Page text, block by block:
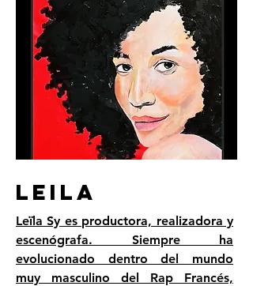
LEILA
Leïla Sy es productora, realizadora y
escenógrafa. Siempre ha
evolucionado dentro del mundo
muy masculino del Rap Francés,